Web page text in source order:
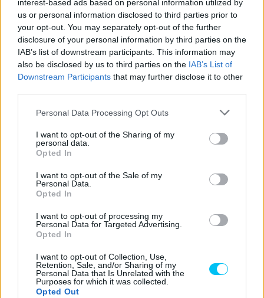
interest-based ads based on personal information utilized by
us or personal information disclosed to third parties prior to
your opt-out. You may separately opt-out of the further
disclosure of your personal information by third parties on the
IAB’s list of downstream participants. This information may
also be disclosed by us to third parties on the IAB’s List of
Downstream Participants that may further disclose it to other
Please note that this website/app uses one or more Google
not limited to your visit or usage behaviour. You may click to
grant or deny consent to Google and its third-party tags to
use your data for below specified purposes in below Google
consent section.
Personal Data Processing Opt Outs
I want to opt-out of the Sharing of my
personal data.
Opted In
I want to opt-out of the Sale of my
Personal Data.
Opted In
I want to opt-out of processing my
Personal Data for Targeted Advertising.
Opted In
I want to opt-out of Collection, Use,
Retention, Sale, and/or Sharing of my
Personal Data that Is Unrelated with the
Purposes for which it was collected.
Opted Out
Végül Okaya az utolsó kanyarban előzte meg a
bajnokságot vezető Diazt, ezzel idén először, pályafutása
során pedig másodszor győzött. A spanyol viszont a
második helyével is növelte előnyét az összetettben.
Sorozatban hetedik dobogós helyezést követően 60
ponttal vezet a tabellán. A dobogó legalsó fokára pedig
Számadó Máté a 23. helyen fejezte be a futamot.
Végeredmény:
Y. OKAYA
A. DIAZ
University
0.069
GONZALEZ
Motap
H. DE
CANCELLIS
Prodina Racing